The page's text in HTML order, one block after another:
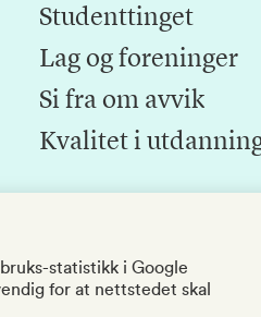
Studenttinget
Lag og foreninger
Si fra om avvik
Kvalitet i
statistikk i Google
for at nettstedet skal